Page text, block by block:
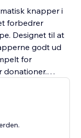
knapper i
forbedrer
Designet til at
godt ud
for
donationer.
med at
af
Denne